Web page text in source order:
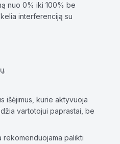
nuo 0% iki 100% be
interferenciją su
išėjimus, kurie aktyvuoja
vartotojui paprastai, be
rekomenduojama palikti